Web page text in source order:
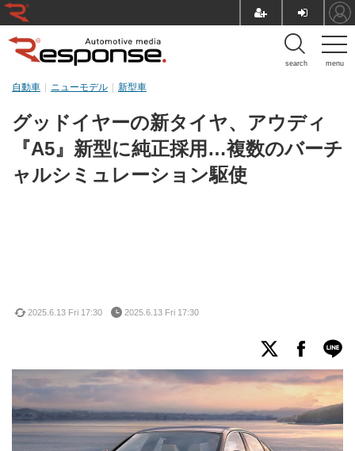
menu
search
グッドイヤーの新タイヤ、アウディ
『A5』新型に純正採用…複数のバーチ
ャルシミュレーション駆使
自動車 ニューモデル 新型車
2025.6.13 Fri 17:30 2025.6.13 Fri 17:30